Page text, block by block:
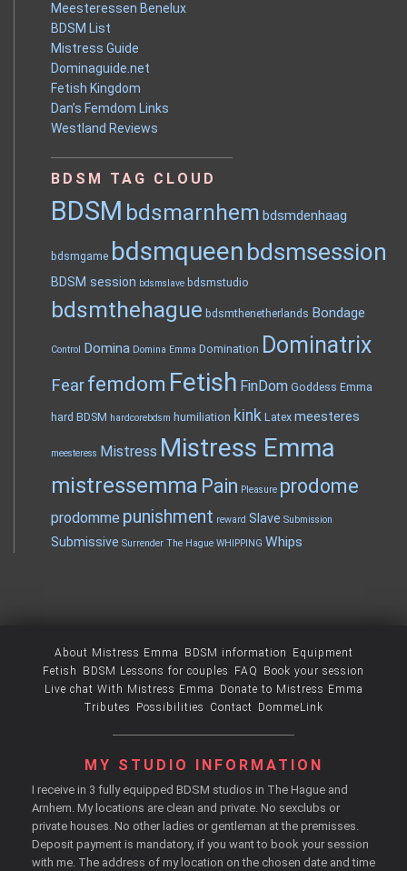
Meesteressen Benelux
BDSM List
Mistress Guide
Dominaguide.net
Fetish Kingdom
Dan’s Femdom Links
Westland Reviews
BDSM TAG CLOUD
BDSM bdsmarnhem bdsmdenhaag
bdsmgame bdsmqueen bdsmsession
BDSM session bdsmslave bdsmstudio
bdsmthehague bdsmthenetherlands Bondage
Control Domina Domina Emma Domination Dominatrix
Fearfemdom Fetish FinDom Goddess Emma
hard BDSM hardcorebdsm humiliation kink Latex meesteres
meesteress Mistress Mistress Emma
mistressemma Pain Pleasure prodome
prodomme punishment reward Slave Submission
Submissive Surrender The Hague WHIPPING Whips
About Mistress Emma BDSM information
Equipment
Fetish
BDSM Lessons for couples FAQ
Book your session
Live chat With Mistress Emma
Donate to Mistress Emma
Tributes
Possibilities Contact DommeLink
MY STUDIO INFORMATION
I receive in 3 fully equipped BDSM studios in The Hague and
Arnhem. My locations are clean and private. No sexclubs or
private houses. No other ladies or gentleman at the premisses.
Deposit payment is mandatory, if you want to book your session
with me. The address of my location on the chosen date and time